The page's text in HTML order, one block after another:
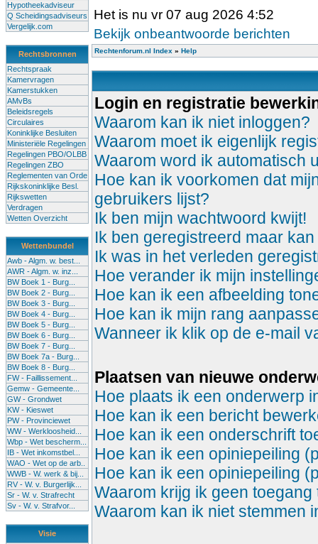
Hypotheekadviseur
Q Scheidingsadviseurs
Vergelijk.com
Rechtsbronnen
Rechtspraak
Kamervragen
Kamerstukken
AMvBs
Beleidsregels
Circulaires
Koninklijke Besluiten
Ministeriële Regelingen
Regelingen PBO/OLBB
Regelingen ZBO
Reglementen van Orde
Rijkskoninklijke Besl.
Rijkswetten
Verdragen
Wetten Overzicht
Wettenbundel
Awb - Algm. w. best...
AWR - Algm. w. inz...
BW Boek 1 - Burg...
BW Boek 2 - Burg...
BW Boek 3 - Burg...
BW Boek 4 - Burg...
BW Boek 5 - Burg...
BW Boek 6 - Burg...
BW Boek 7 - Burg...
BW Boek 7a - Burg...
BW Boek 8 - Burg...
FW - Faillissement...
Gemw - Gemeente...
GW - Grondwet
KW - Kieswet
PW - Provinciewet
WW - Werkloosheid...
Wbp - Wet bescherm...
IB - Wet inkomstbel...
WAO - Wet op de arb..
WWB - W. werk & bij...
RV - W. v. Burgerlijk...
Sr - W. v. Strafrecht
Sv - W. v. Strafvor...
Visie
Het is nu vr 07 aug 2026 4:52
Bekijk onbeantwoorde berichten
Rechtenforum.nl Index » Help
Login en registratie
Waarom kan ik niet inloggen?
Waarom moet ik eigenlijk
Waarom word ik automatisch
Hoe kan ik voorkomen dat
gebruikers lijst?
Ik ben mijn wachtwoord kwijt!
Ik ben geregistreerd maar
Ik was in het verleden
Hoe verander ik mijn
Hoe kan ik een afbeelding
Hoe kan ik mijn rang
Wanneer ik klik op de e-mail
Plaatsen van nieuwe
Hoe plaats ik een onderwerp
Hoe kan ik een bericht
Hoe kan ik een onderschrift
Hoe kan ik een opiniepeiling
Hoe kan ik een opiniepeiling
Waarom krijg ik geen toegang
Waarom kan ik niet stemmen